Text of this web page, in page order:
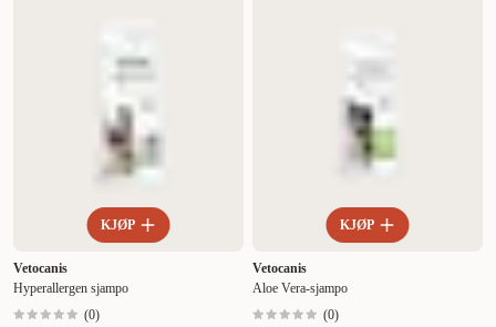
KJØP
Vetocanis
Hyperallergen sjampo
(0)
KJØP
Vetocanis
Aloe Vera-sjampo
(0)